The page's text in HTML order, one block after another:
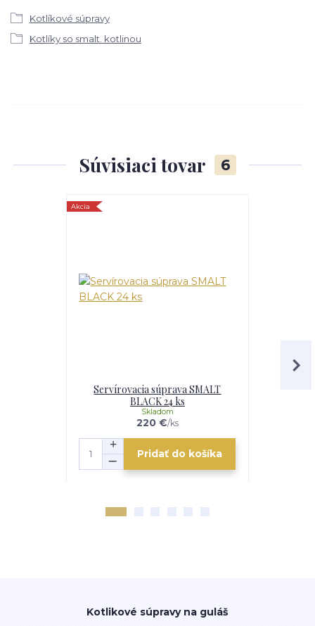
Kotlíkové súpravy
Kotlíky so smalt. kotlinou
Súvisiaci tovar 6
Akcia
Servírovacia súprava SMALT
BLACK 24 ks
220 €/ks
Skladom
Pridať do košíka
Kotlikové súpravy na guláš